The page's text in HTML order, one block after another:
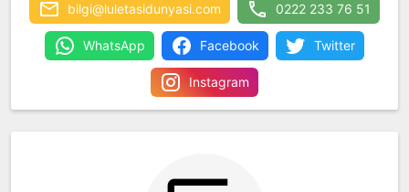
bilgi@luletasidunyasi.com 0222 233 76 51
WhatsApp Facebook Twitter
Instagram